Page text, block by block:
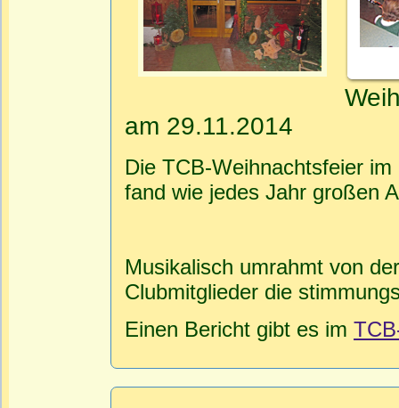
am 29.11.2014
Die TCB-Weihnachtsfeier
fand wie jedes Jahr großen
Musikalisch umrahmt von
Clubmitglieder die
Einen Bericht gibt es im